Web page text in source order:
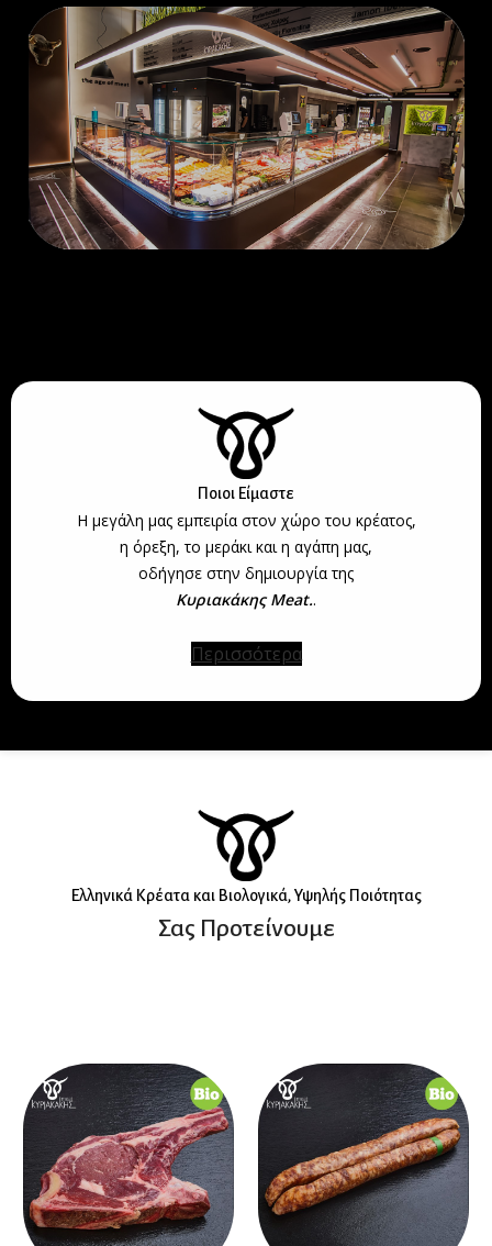
Ποιοι Είμαστε
Η μεγάλη μας εμπειρία στον χώρο του κρέατος,
η όρεξη, το μεράκι και η αγάπη μας,
οδήγησε στην δημιουργία της
Κυριακάκης Meat..
Περισσότερα
Eλληνικά Κρέατα και Βιολογικά, Υψηλής Ποιότητας
Σας Προτείνουμε